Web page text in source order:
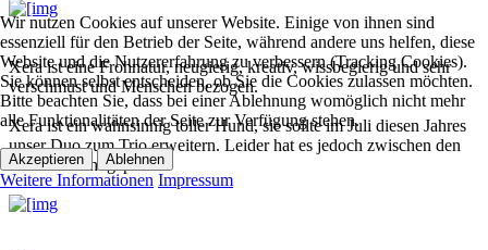
Xera ist eine Frohnatur, neugierig, kreativ, wissbegierig und sehr
verschmust und Menschen bezogen.
Xera ist ein wahnsinnig toller Hund, sie sollte im Juli diesen Jahres
unser Duo zum Trio erweitern. Leider hat es jedoch zwischen den
Hunden nicht gepasst.
Wir nutzen Cookies auf unserer Website. Einige von ihnen sind
essenziell für den Betrieb der Seite, während andere uns helfen, diese
Website und die Nutzererfahrung zu verbessern (Tracking Cookies).
Sie können selbst entscheiden, ob Sie die Cookies zulassen möchten.
Bitte beachten Sie, dass bei einer Ablehnung womöglich nicht mehr
alle Funktionalitäten der Seite zur Verfügung stehen.
Akzeptieren Ablehnen
Weitere Informationen Impressum